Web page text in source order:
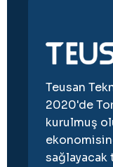
Teusan
2020'de
kurulmuş